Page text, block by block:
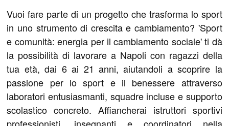
Vuoi fare parte di un progetto che trasforma lo sport
in uno strumento di crescita e cambiamento? 'Sport
e comunità: energia per il cambiamento sociale' ti dà
la possibilità di lavorare a Napoli con ragazzi della
tua età, dai 6 ai 21 anni, aiutandoli a scoprire la
passione per lo sport e il benessere attraverso
laboratori entusiasmanti, squadre incluse e supporto
scolastico concreto. Affiancherai istruttori sportivi
professionisti, insegnanti e coordinatori nella